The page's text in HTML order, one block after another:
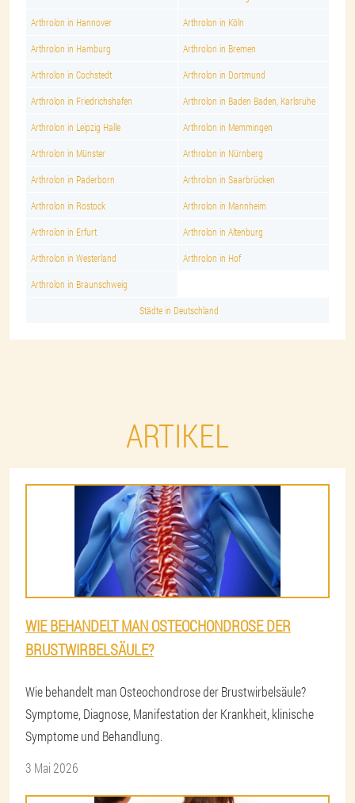
Arthrolon in Hannover Arthrolon in Köln
Arthrolon in Hamburg Arthrolon in Bremen
Arthrolon in Cochstedt Arthrolon in Dortmund
Arthrolon in Friedrichshafen Arthrolon in Baden Baden, Karlsruhe
Arthrolon in Leipzig Halle Arthrolon in Memmingen
Arthrolon in Münster Arthrolon in Nürnberg
Arthrolon in Paderborn Arthrolon in Saarbrücken
Arthrolon in Rostock Arthrolon in Mannheim
Arthrolon in Erfurt Arthrolon in Altenburg
Arthrolon in Westerland Arthrolon in Hof
Arthrolon in Braunschweig
Städte in Deutschland
ARTIKEL
WIE BEHANDELT MAN OSTEOCHONDROSE DER
BRUSTWIRBELSÄULE?
Wie behandelt man Osteochondrose der Brustwirbelsäule?
Symptome, Diagnose, Manifestation der Krankheit, klinische
Symptome und Behandlung.
3 Mai 2026